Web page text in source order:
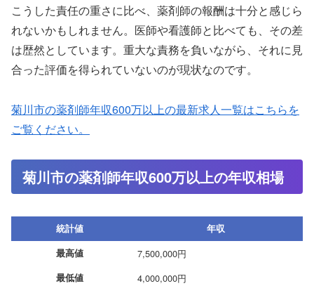
こうした責任の重さに比べ、薬剤師の報酬は十分と感じら
れないかもしれません。医師や看護師と比べても、その差
は歴然としています。重大な責務を負いながら、それに見
合った評価を得られていないのが現状なのです。
菊川市の薬剤師年収600万以上の最新求人一覧はこちらを
ご覧ください。
菊川市の薬剤師年収600万以上の年収相場
統計値
年収
最高値
7,500,000円
最低値 4,000,000円